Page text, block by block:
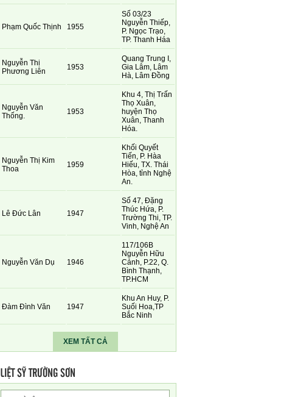
Phạm Quốc Thịnh 1955
Số 03/23
Nguyễn Thiếp,
P. Ngọc Trạo,
TP. Thanh Háa
Nguyễn Thị
Phương Liên
1953
Quang Trung I,
Gia Lâm, Lâm
Hà, Lâm Đồng
Nguyễn Văn
Thống.
1953
Khu 4, Thị Trấn
Thọ Xuân,
huyện Thọ
Xuân, Thanh
Hóa.
Nguyễn Thị Kim
Thoa
1959
Khối Quyết
Tiến, P. Hàa
Hiếu, TX. Thái
Hòa, tỉnh Nghệ
An.
Lê Đức Lân 1947
Số 47, Đặng
Thúc Hứa, P.
Trường Thi, TP.
Vinh, Nghệ An
Nguyễn Văn Dụ 1946
117/106B
Nguyễn Hữu
Cảnh, P.22, Q.
Bình Thạnh,
TP.HCM
Đàm Đình Văn 1947
Khu An Huy, P.
Suối Hoa,TP
Bắc Ninh
XEM TẤT CẢ
LIỆT SỸ TRƯỜNG SƠN